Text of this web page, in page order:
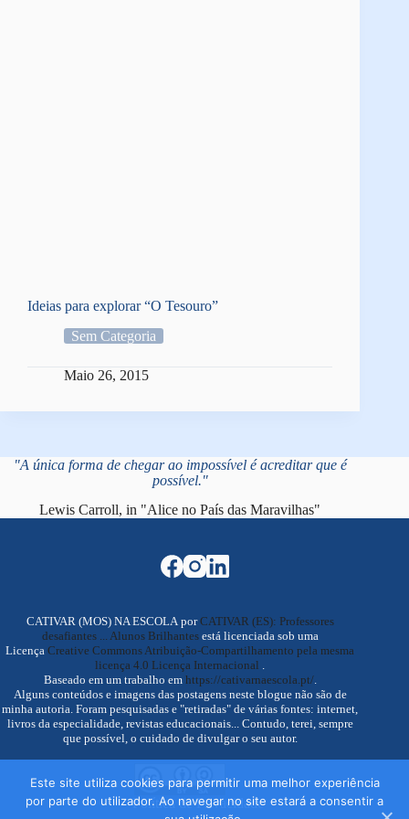
Ideias para explorar “O Tesouro”
Sem Categoria
Maio 26, 2015
"A única forma de chegar ao impossível é acreditar que é
possível."
Lewis Carroll, in "Alice no País das Maravilhas"
CATIVAR (MOS) NA ESCOLA porCATIVAR (ES): Professores
desafiantes ... Alunos Brilhantesestá licenciada sob uma
LicençaCreative Commons Atribuição-Compartilhamento pela mesma
licença 4.0 Licença Internacional
Baseado em um trabalho em https://cativarnaescola.pt/.
Alguns conteúdos e imagens das postagens neste blogue não são de
minha autoria. Foram pesquisadas e "retiradas" de várias fontes: internet,
livros da especialidade, revistas educacionais... Contudo, terei, sempre
que possível, o cuidado de divulgar o seu autor.
Política de Privacidade
Este site utiliza cookies para permitir uma melhor experiência
por parte do utilizador. Ao navegar no site estará a consentir a